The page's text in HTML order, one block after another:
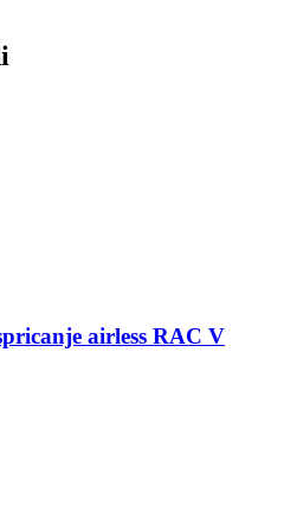
airless RAC V